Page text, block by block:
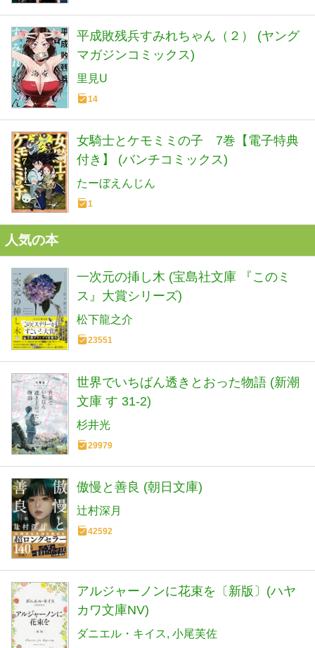
平成敗残兵すみれちゃん（２） (ヤング
マガジンコミックス)
里見U
14
女騎士とケモミミの子 7巻【電子特典
付き】 (バンチコミックス)
たーぼえんじん
1
人気の本
一次元の挿し木 (宝島社文庫 『このミ
ス』大賞シリーズ)
松下龍之介
23551
世界でいちばん透きとおった物語 (新潮
文庫 す 31-2)
杉井光
29979
傲慢と善良 (朝日文庫)
辻村深月
42592
アルジャーノンに花束を〔新版〕(ハヤ
カワ文庫NV)
ダニエル・キイス 小尾芙佐